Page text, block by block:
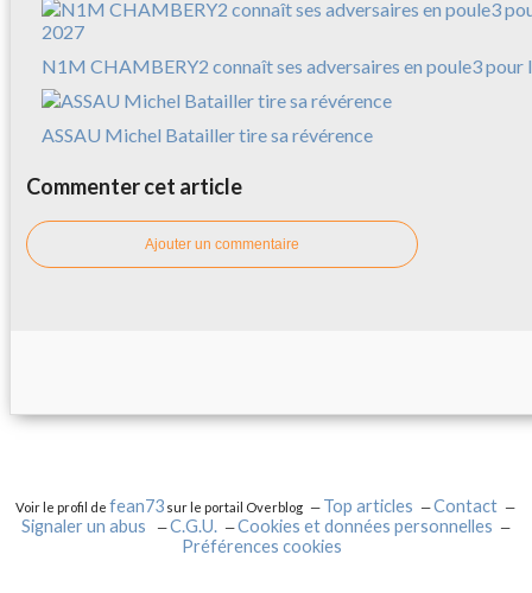
N1M CHAMBERY2 connaît ses adversaires en poule3 pour
ASSAU Michel Batailler tire sa révérence
Commenter cet article
Ajouter un commentaire
Voir le profil defean73 sur le portail Overblog Top articles
Contact
Signaler un abus
C.G.U.
Cookies et données personnelles
Préférences cookies